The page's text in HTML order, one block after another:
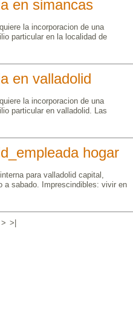
en simancas
la incorporacion de una
particular en la localidad de
en valladolid
la incorporacion de una
particular en valladolid. Las
hogar
para valladolid capital,
a sabado. Imprescindibles: vivir en
> >|